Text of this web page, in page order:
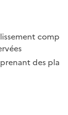
comp
des pla